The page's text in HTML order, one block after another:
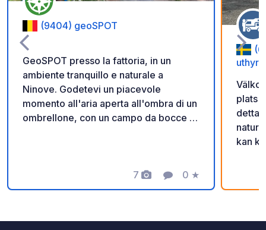
(9404) geoSPOT
GeoSPOT presso la fattoria, in un
ambiente tranquillo e naturale a
Ninove. Godetevi un piacevole
momento all'aria aperta all'ombra di un
ombrellone, con un campo da bocce e
Ricordarsi di registrare il codice
7
Foto Commento
0
Valutazione
★
plats
detta
natur
kan